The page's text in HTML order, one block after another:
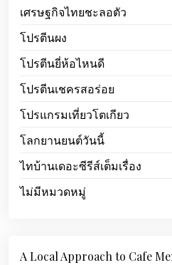
เศรษฐกิจไทยชะลอตัว
โปรตีนผง
โปรตีนยี่ห้อไหนดี
โปรตีนเชครสอร่อย
โปรแกรมเที่ยวโตเกียว
โลกยานยนต์วันนี้
ไทบ้านเดอะซีรีส์เต็มเรื่อง
ไม่มีหมวดหมู่
A Local Approach to Cafe